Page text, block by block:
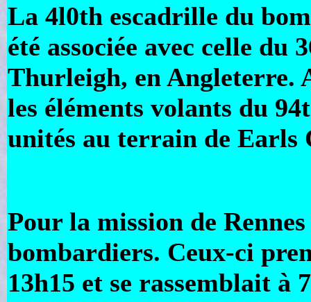
La 4l0th escadrille du
été associée avec celle du
Thurleigh, en Angleterre.
les éléments volants du
unités au terrain de Earls
Pour la mission de
bombardiers. Ceux-ci
13h15 et se rassemblait à